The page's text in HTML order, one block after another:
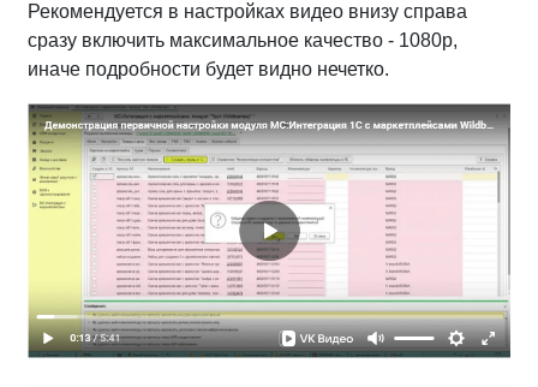
Рекомендуется в настройках видео внизу справа
сразу включить максимальное качество - 1080р,
иначе подробности будет видно нечетко.